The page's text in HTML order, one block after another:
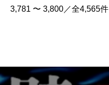
3,781 〜 3,800／全4,565件